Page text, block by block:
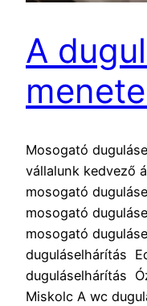
A
Mosogató
vállalunk kedvező
mosogató
mosogató
mosogató
duguláselhárítás
duguláselhárítás
Miskolc A wc